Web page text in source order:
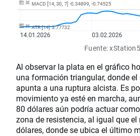
Fuente: xStation5
Al observar la plata en el gráfico
una formación triangular, donde el
apunta a una ruptura alcista. Es
movimiento ya esté en marcha,
80 dólares aún podría actuar
zona de resistencia, al igual que el
dólares, donde se ubica el último